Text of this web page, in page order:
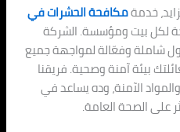
خدمةمكافحة الحشرات في
لكل بيت ومؤسسة. الشركة
شاملة وفعّالة لمواجهة جميع
بيئة آمنة وصحية. فريقنا
الآمنة، وده يساعد في
على الصحة العامة.